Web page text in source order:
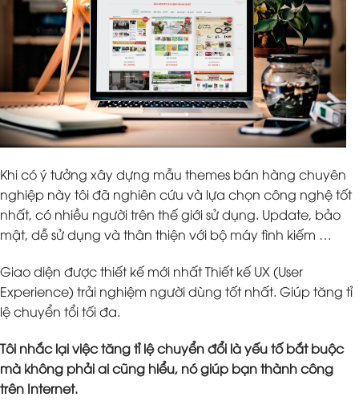
Khi có ý tưởng xây dựng mẫu themes bán hàng chuyên
nghiệp này tôi đã nghiên cứu và lựa chọn công nghệ tốt
nhất, có nhiều người trên thế giới sử dụng. Update, bảo
mật, dễ sử dụng và thân thiện với bộ máy tình kiếm …
Giao diện được thiết kế mới nhất Thiết kế UX (User
Experience) trải nghiệm người dùng tốt nhất. Giúp tăng tỉ
lệ chuyển tổi tối đa.
Tôi nhắc lại việc tăng tỉ lệ chuyển đổi là yếu tố bắt buộc
mà không phải ai cũng hiểu, nó giúp bạn thành công
trên Internet.